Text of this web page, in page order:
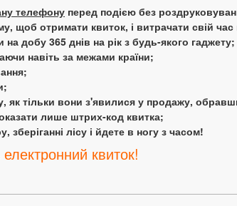
телефону перед подією без
щоб отримати квиток, і витрачати свій
добу 365 днів на рік з будь-якого гаджету;
навіть за межами країни;
як тільки вони з'явилися у продажу,
лише штрих-код квитка;
зберіганні лісу і йдете в ногу з часом!
квиток!